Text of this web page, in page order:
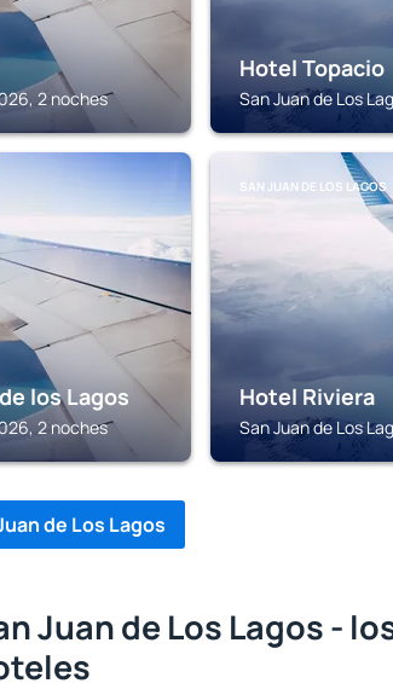
2 noches
Hotel Topacio
San Juan de Los
los Lagos
2 noches
SAN JUAN DE LOS LAGOS
Hotel Riviera
San Juan de Los
de Los Lagos
Juan de Los Lagos -